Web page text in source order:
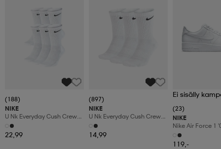
(188)
NIKE
U Nk Everyday Cush Crew
6pr-Bd
22,99
(897)
NIKE
U Nk Everyday Cush Crew
3pr
14,99
Ei sisälly
(23)
NIKE
Nike Air Force 1
Shoes
119,-